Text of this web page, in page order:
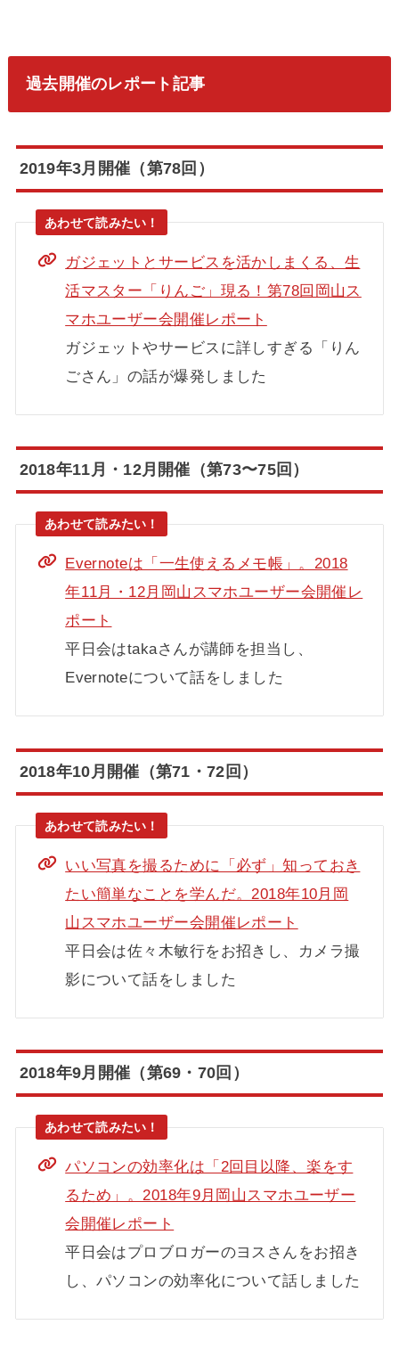
過去開催のレポート記事
2019年3月開催（第78回）
ガジェットとサービスを活かしまくる、生
活マスター「りんご」現る！第78回岡山ス
マホユーザー会開催レポート
ガジェットやサービスに詳しすぎる「りん
ごさん」の話が爆発しました
2018年11月・12月開催（第73〜75回）
Evernoteは「一生使えるメモ帳」。2018
年11月・12月岡山スマホユーザー会開催レ
ポート
平日会はtakaさんが講師を担当し、
Evernoteについて話をしました
2018年10月開催（第71・72回）
いい写真を撮るために「必ず」知っておき
たい簡単なことを学んだ。2018年10月岡
山スマホユーザー会開催レポート
平日会は佐々木敏行をお招きし、カメラ撮
影について話をしました
2018年9月開催（第69・70回）
パソコンの効率化は「2回目以降、楽をす
るため」。2018年9月岡山スマホユーザー
会開催レポート
平日会はプロブロガーのヨスさんをお招き
し、パソコンの効率化について話しました